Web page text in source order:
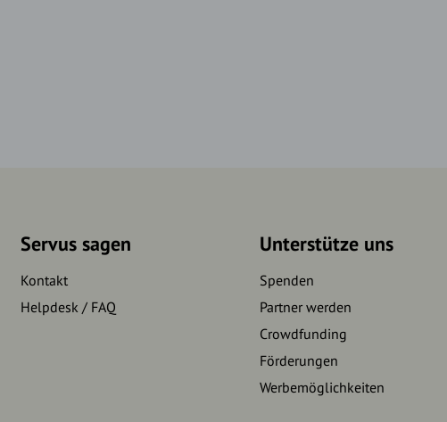
Servus sagen
Kontakt
Helpdesk / FAQ
Unterstütze uns
Spenden
Partner werden
Crowdfunding
Förderungen
Werbemöglichkeiten